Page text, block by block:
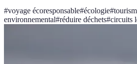
#voyage écoresponsable#écologie#
environnemental#réduire déchets#circuits